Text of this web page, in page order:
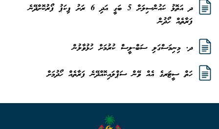
ދ އަތޮޅު ކައުންސިލަށް 5 ބަގީ އަދި 6 ރަށު ޕިކަޕު ފޯރުކޮށްދޭނެ
ފަރާތެއް ހޯދުން
ދ. މިނިމަސްގަލި ސަބް-ލީސް ކުރުމަށް ހުޅުވާލުން
ހަތް ސީޓަރގެ އެއް ވޭން ސަޕްލައިކޮއްދޭނެ ފަރާތެއް ހޯދުމަށް